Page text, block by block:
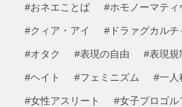
#おネエことば #ホモノーマティ
#クィア・アイ #ドラァグカルチ
#オタク #表現の自由 #表現規
#ヘイト #フェミニズム #一人
#女性アスリート #女子プロゴル